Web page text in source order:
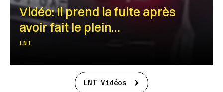
Vidéo: Il prend la fuite après
avoir fait le plein…
LNT
LNT Vidéos